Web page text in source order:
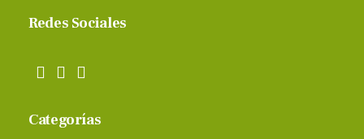
Redes Sociales
Categorías